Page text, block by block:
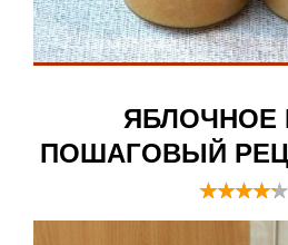
ЯБЛОЧНОЕ
ПОШАГОВЫЙ